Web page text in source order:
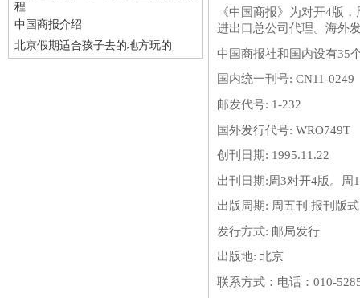
程
中国商报介绍
北京假期适合孩子去的地方玩的
《中国商报》为对开4版
进出口总公司代理。海外
中国商报社和国内设有35
国内统一刊号: CN11-0249
邮发代号: 1-232
国外发行代号: WRO749T
创刊日期: 1995.11.22
出刊日期:周3对开4版。周
出版周期: 周五刊 报刊版
发行方式: 邮局发行
出版地: 北京
联系方式： 电话：010-